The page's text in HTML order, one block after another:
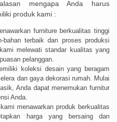
mengapa Anda harus
produk kami :
furniture berkualitas tinggi
bahan terbaik dan proses produksi
melewati standar kualitas yang
pelanggan.
koleksi desain yang beragam
dan gaya dekorasi rumah. Mulai
Anda dapat menemukan furnitur
Anda.
menawarkan produk berkualitas
harga yang bersaing dan